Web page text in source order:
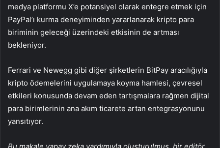
medya platformu X’e potansiyel olarak entegre etmek için
PayPal’ı kurma deneyiminden yararlanarak kripto para
biriminin geleceği üzerindeki etkisinin de artması
bekleniyor.
Ferrari ve Newegg gibi diğer şirketlerin BitPay aracılığıyla
kripto ödemelerini uygulamaya koyma hamlesi, çevresel
etkileri konusunda devam eden tartışmalara rağmen dijital
para birimlerinin ana akım ticarete artan entegrasyonunu
yansıtıyor.
Bu makale yapay zeka yardımıyla oluşturulmuş, bir editör